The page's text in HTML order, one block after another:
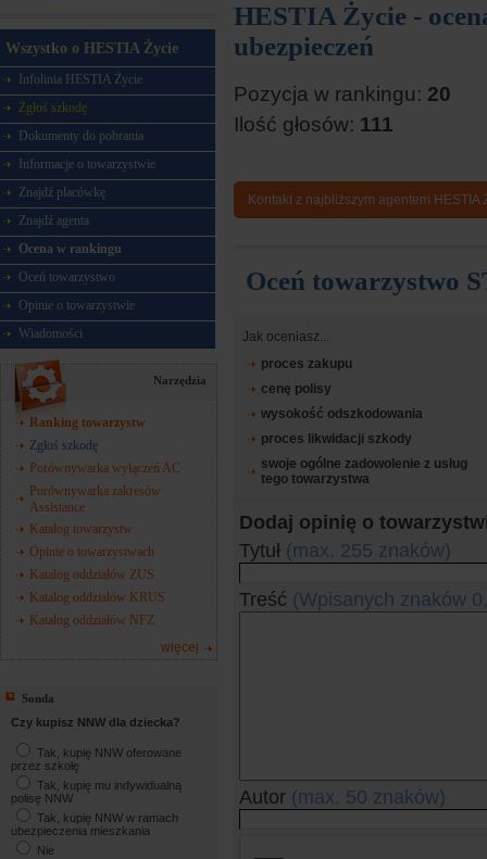
Wszystko o HESTIA Życie
Infolinia HESTIA Życie
Zgłoś szkodę
Dokumenty do pobrania
Informacje o towarzystwie
Znajdź placówkę
Znajdź agenta
Ocena w rankingu
Oceń towarzystwo
Opinie o towarzystwie
Wiadomości
Narzędzia
Ranking towarzystw
Zgłoś szkodę
Porównywarka wyłączeń AC
Porównywarka zakresów
Assistance
Katalog towarzystw
Opinie o towarzystwach
Katalog oddziałów ZUS
Katalog oddziałów KRUS
Katalog oddziałów NFZ
więcej
Sonda
Czy kupisz NNW dla dziecka?
Tak, kupię NNW oferowane
przez szkołę
Tak, kupię mu indywidualną
polisę NNW
Tak, kupię NNW w ramach
ubezpieczenia mieszkania
Nie
HESTIA Życie -
ubezpieczeń
Pozycja w rankingu: 20
Ilość głosów: 111
Kontakt z najbliższym agentem HESTIA
Oceń towarzystwo
Jak oceniasz...
proces zakupu
cenę polisy
wysokość odszkodowania
proces likwidacji szkody
swoje ogólne zadowolenie z usług
tego towarzystwa
Dodaj opinię o
Tytuł (max. 255 znaków)
Treść (Wpisanych znaków
Autor (max. 50 znaków)